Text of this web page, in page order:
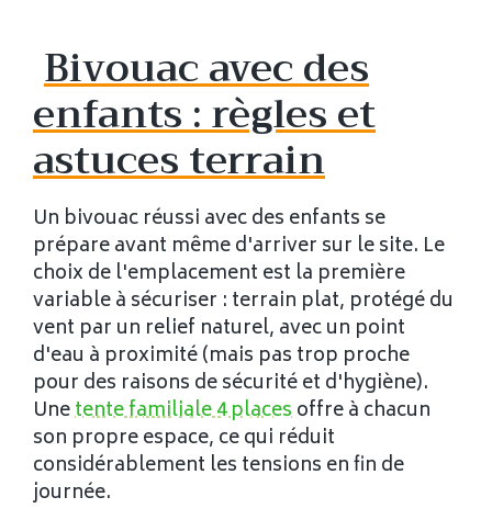
Bivouac avec des
enfants : règles et
astuces terrain
Un bivouac réussi avec des enfants se
prépare avant même d'arriver sur le site. Le
choix de l'emplacement est la première
variable à sécuriser : terrain plat, protégé du
vent par un relief naturel, avec un point
d'eau à proximité (mais pas trop proche
pour des raisons de sécurité et d'hygiène).
Unetente familiale 4 placesoffre à chacun
son propre espace, ce qui réduit
considérablement les tensions en fin de
journée.